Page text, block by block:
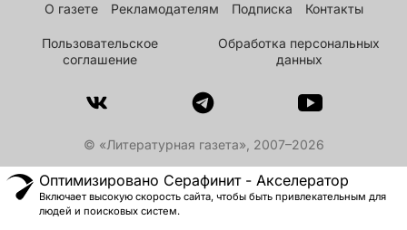
О газете Рекламодателям Подписка Контакты
Пользовательское
соглашение
Обработка персональных
данных
© «Литературная газета», 2007–2026
Оптимизировано Серафинит - Акселератор
Включает высокую скорость сайта, чтобы быть привлекательным для
людей и поисковых систем.